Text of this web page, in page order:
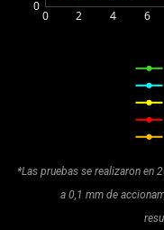
0 2 4 6
0
*Las pruebas se realizaron en
a 0,1 mm de